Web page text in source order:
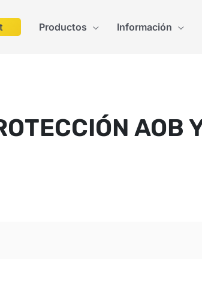
Productos Información
AOB